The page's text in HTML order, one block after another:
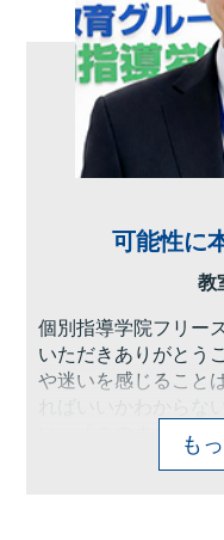
可能性に
教
個別指導学院フリー
いただきありがとう
や迷いを感じること
い」「このままで大
いただきます。私た
も